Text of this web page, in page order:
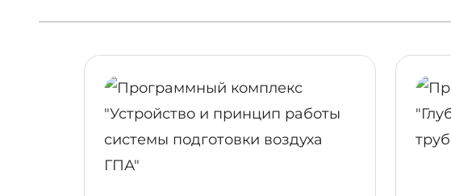
ПОДРОБНЕЕ ПОДРОБНЕЕ